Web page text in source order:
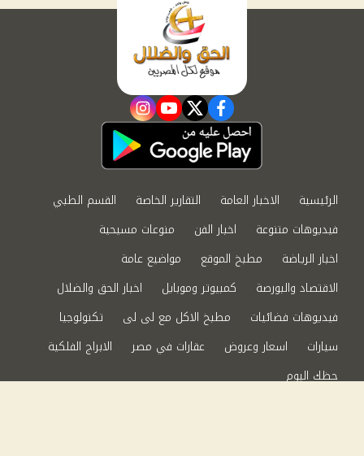
facebook
twitter
youtube
instagram
الرئيسية الاخبار العامة التقارير الخاصة
القسم الطبي
فيديوهات متنوعة
اخبار الفن
منوعات مسيحية
اخبار الرياضة
مطبخ الموقع
مواضيع عامة
الاقتصاد والبورصة
كمبيوتر وموبايل
اخبار الحق والضلال
فيديوهات فضائيات
مطبخ الاكل مع لى لى
تكنولوجيا
سيارات
اسعار وعروض عقارات في مصر
الابراج الفلكية
حظك اليوم